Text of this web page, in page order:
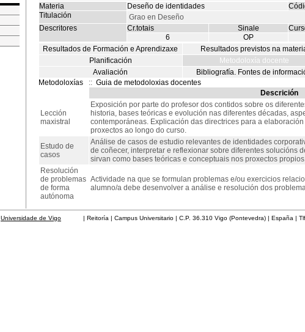
Materia
Deseño de identidades
Titulación
Grao en Deseño
Descritores
Cr.totais Sinale
6
OP
Resultados de Formación e Aprendizaxe
Resultados previstos na
Planificación
Metodoloxía docente
Avaliación
Bibliografía. Fontes de
Metodoloxías
:: Guia de metodoloxias docentes
Descrición
Lección
maxistral
Exposición por parte do profesor dos contidos sobre os
historia, bases teóricas e evolución nas diferentes décadas,
contemporáneas. Explicación das directrices para a
proxectos ao longo do curso.
Estudo de
casos
Análise de casos de estudio relevantes de identidades
de coñecer, interpretar e reflexionar sobre diferentes solucións
sirvan como bases teóricas e conceptuais nos proxectos
Resolución
de problemas
de forma
autónoma
Actividade na que se formulan problemas e/ou exercicios
alumno/a debe desenvolver a análise e resolución dos
Universidade de Vigo | Reitoría | Campus Universitario | C.P. 36.310 Vigo (Pontevedra) | España |